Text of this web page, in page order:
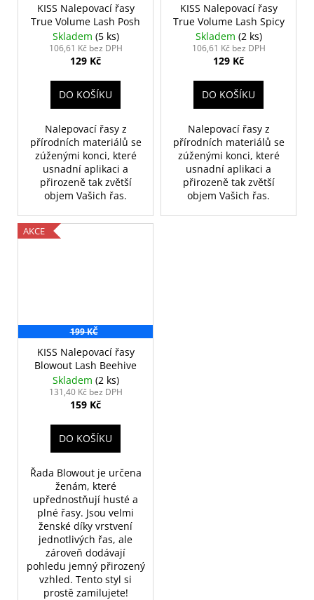
KISS Nalepovací řasy
True Volume Lash Posh
Skladem (5 ks)
106,61 Kč bez DPH
129 Kč
DO KOŠÍKU
Nalepovací řasy z
přírodních materiálů se
zúženými konci, které
usnadní aplikaci a
přirozeně tak zvětší
objem Vašich řas.
KISS Nalepovací řasy
True Volume Lash Spicy
Skladem (2 ks)
106,61 Kč bez DPH
129 Kč
DO KOŠÍKU
Nalepovací řasy z
přírodních materiálů se
zúženými konci, které
usnadní aplikaci a
přirozeně tak zvětší
objem Vašich řas.
AKCE
199 KČ
KISS Nalepovací řasy
Blowout Lash Beehive
Skladem (2 ks)
131,40 Kč bez DPH
159 Kč
DO KOŠÍKU
Řada Blowout je určena
ženám, které
upřednostňují husté a
plné řasy. Jsou velmi
ženské díky vrstvení
jednotlivých řas, ale
zároveň dodávají
pohledu jemný přirozený
vzhled. Tento styl si
prostě zamilujete!